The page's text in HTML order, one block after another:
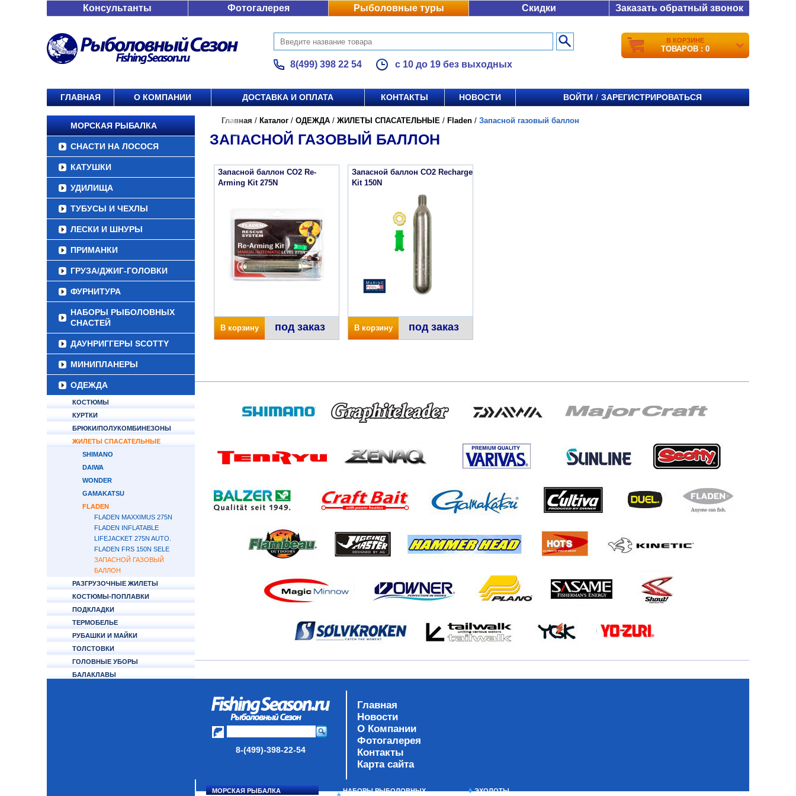
Консультанты Фотогалерея Рыболовные туры Скидки Заказать обратный звонок
8(499) 398 22 54 с 10 до 19 без выходных
В КОРЗИНЕ
ТОВАРОВ : 0
ГЛАВНАЯ О КОМПАНИИ ДОСТАВКА И ОПЛАТА КОНТАКТЫ НОВОСТИ ВОЙТИ / ЗАРЕГИСТРИРОВАТЬСЯ
МОРСКАЯ РЫБАЛКА
СНАСТИ НА ЛОСОСЯ
КАТУШКИ
УДИЛИЩА
ТУБУСЫ И ЧЕХЛЫ
ЛЕСКИ И ШНУРЫ
ПРИМАНКИ
ГРУЗА/ДЖИГ-ГОЛОВКИ
ФУРНИТУРА
НАБОРЫ РЫБОЛОВНЫХ
СНАСТЕЙ
ДАУНРИГГЕРЫ SCOTTY
МИНИПЛАНЕРЫ
ОДЕЖДА
КОСТЮМЫ
КУРТКИ
БРЮКИ/ПОЛУКОМБИНЕЗОНЫ
ЖИЛЕТЫ СПАСАТЕЛЬНЫЕ
SHIMANO
DAIWA
WONDER
GAMAKATSU
FLADEN
FLADEN MAXXIMUS 275N
FLADEN INFLATABLE
LIFEJACKET 275N AUTO.
FLADEN FRS 150N SELE
ЗАПАСНОЙ ГАЗОВЫЙ
БАЛЛОН
РАЗГРУЗОЧНЫЕ ЖИЛЕТЫ
КОСТЮМЫ-ПОПЛАВКИ
ПОДКЛАДКИ
ТЕРМОБЕЛЬЕ
РУБАШКИ И МАЙКИ
ТОЛСТОВКИ
ГОЛОВНЫЕ УБОРЫ
БАЛАКЛАВЫ
Главная / Каталог / ОДЕЖДА / ЖИЛЕТЫ СПАСАТЕЛЬНЫЕ / Fladen / Запасной газовый баллон
ЗАПАСНОЙ ГАЗОВЫЙ БАЛЛОН
Запасной баллон CO2 Re-
Arming Kit 275N
В корзину под заказ
Запасной баллон CO2 Recharge
Kit 150N
В корзину под заказ
8-(499)-398-22-54
Главная
Новости
О Компании
Фотогалерея
Контакты
Карта сайта
МОРСКАЯ РЫБАЛКА НАБОРЫ РЫБОЛОВНЫХ ЭХОЛОТЫ